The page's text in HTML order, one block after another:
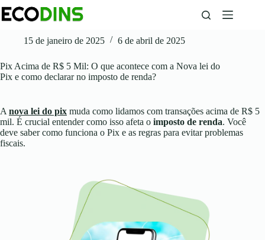
Pular
para
conteúdo15 de janeiro de 2025 6 de abril de 2025
Pix Acima de R$ 5 Mil: O que acontece com a Nova lei do
Pix e como declarar no imposto de renda?
A nova lei do pix muda como lidamos com transações acima de R$ 5
mil. É crucial entender como isso afeta o imposto de renda. Você
deve saber como funciona o Pix e as regras para evitar problemas
fiscais.